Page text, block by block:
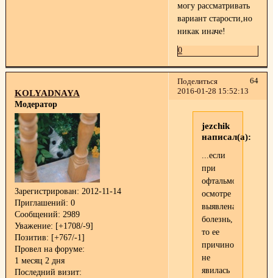
могу рассматривать
вариант старости,но
никак иначе!
0
Поделиться
64
2016-01-28 15:52:13
KOLYADNAYA
Модератор
Зарегистрирован: 2012-11-14
Приглашений: 0
Сообщений: 2989
Уважение: [+1708/-9]
Позитив: [+767/-1]
Провел на форуме:
1 месяц 2 дня
Последний визит:
jezchik
написал(а):
...если
при
осмотре
выявлена
болезнь,
то ее
причиной
не
явилась